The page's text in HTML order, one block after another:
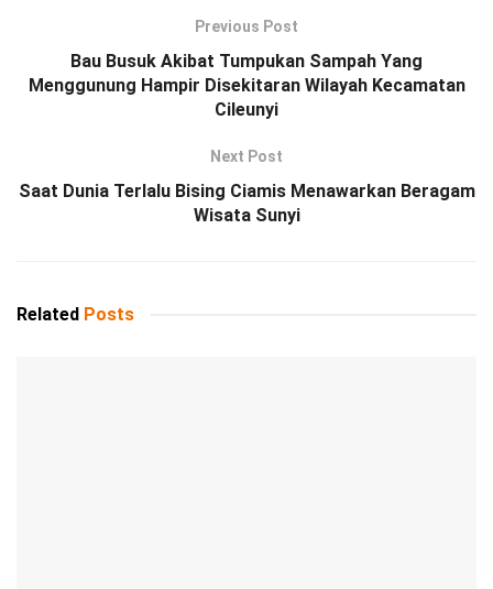
Previous Post
Bau Busuk Akibat Tumpukan Sampah Yang
Menggunung Hampir Disekitaran Wilayah Kecamatan
Cileunyi
Next Post
Saat Dunia Terlalu Bising Ciamis Menawarkan Beragam
Wisata Sunyi
Related Posts